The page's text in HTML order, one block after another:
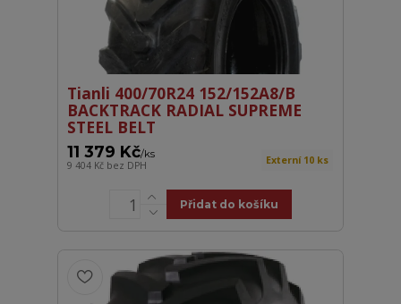
Tianli 400/70R24 152/152A8/B
BACKTRACK RADIAL SUPREME
STEEL BELT
11 379 Kč/ks
9 404 Kč bez DPH Externí 10 ks
Přidat do košíku